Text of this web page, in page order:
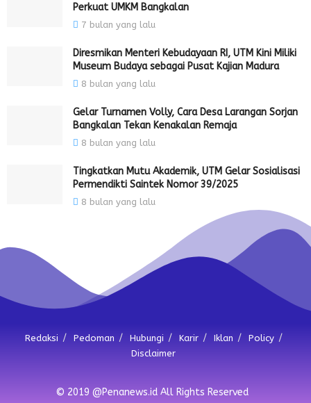
Perkuat UMKM Bangkalan
7 bulan yang lalu
Diresmikan Menteri Kebudayaan RI, UTM Kini Miliki
Museum Budaya sebagai Pusat Kajian Madura
8 bulan yang lalu
Gelar Turnamen Volly, Cara Desa Larangan Sorjan
Bangkalan Tekan Kenakalan Remaja
8 bulan yang lalu
Tingkatkan Mutu Akademik, UTM Gelar Sosialisasi
Permendikti Saintek Nomor 39/2025
8 bulan yang lalu
Redaksi Pedoman Hubungi Karir Iklan
Policy
Disclaimer
© 2019 @Penanews.id All Rights Reserved